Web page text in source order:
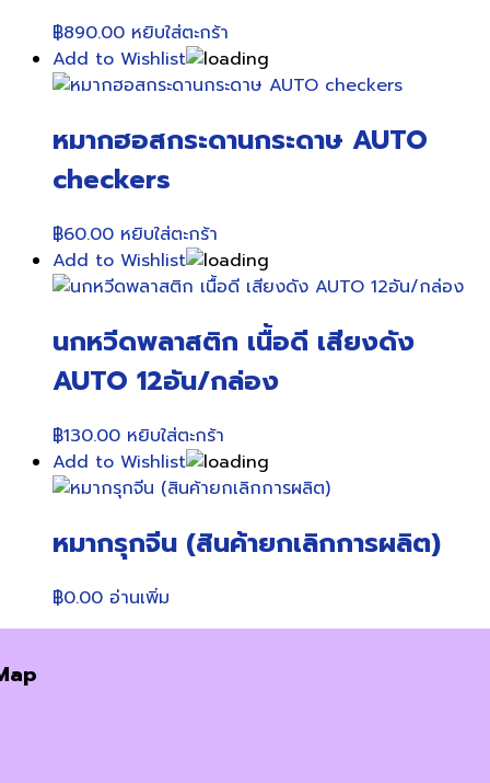
฿890.00 หยิบใส่ตะกร้า
Add to Wishlist
หมากฮอสกระดานกระดาษ AUTO
checkers
฿60.00 หยิบใส่ตะกร้า
Add to Wishlist
นกหวีดพลาสติก เนื้อดี เสียงดัง
AUTO 12อัน/กล่อง
฿130.00 หยิบใส่ตะกร้า
Add to Wishlist
หมากรุกจีน (สินค้ายกเลิกการผลิต)
฿0.00 อ่านเพิ่ม